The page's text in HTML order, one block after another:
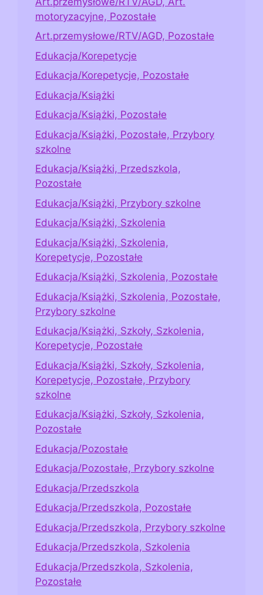
motoryzacyjne, Pozostałe
Art.przemysłowe/RTV/AGD, Pozostałe
Edukacja/Korepetycje
Edukacja/Korepetycje, Pozostałe
Edukacja/Książki
Edukacja/Książki, Pozostałe
Edukacja/Książki, Pozostałe, Przybory
szkolne
Edukacja/Książki, Przedszkola,
Pozostałe
Edukacja/Książki, Przybory szkolne
Edukacja/Książki, Szkolenia
Edukacja/Książki, Szkolenia,
Korepetycje, Pozostałe
Edukacja/Książki, Szkolenia, Pozostałe
Edukacja/Książki, Szkolenia, Pozostałe,
Przybory szkolne
Edukacja/Książki, Szkoły, Szkolenia,
Korepetycje, Pozostałe
Edukacja/Książki, Szkoły, Szkolenia,
Korepetycje, Pozostałe, Przybory
szkolne
Edukacja/Książki, Szkoły, Szkolenia,
Pozostałe
Edukacja/Pozostałe
Edukacja/Pozostałe, Przybory szkolne
Edukacja/Przedszkola
Edukacja/Przedszkola, Pozostałe
Edukacja/Przedszkola, Przybory szkolne
Edukacja/Przedszkola, Szkolenia
Edukacja/Przedszkola, Szkolenia,
Pozostałe